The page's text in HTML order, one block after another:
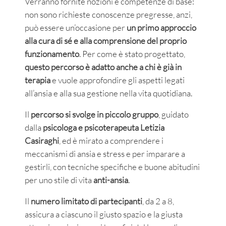
non sono richieste conoscenze pregresse, anzi,
può essere un’occasione perun primo approccio
alla cura di sé e alla comprensione del proprio
funzionamento. Per come è stato progettato,
questo percorso è adatto anche a chi è già in
terapiae vuole approfondire gli aspetti legati
all’ansia e alla sua gestione nella vita quotidiana.
Il percorso si svolge in piccolo gruppo, guidato
dalla psicologa e psicoterapeuta Letizia
Casiraghi, ed è mirato a comprendere i
meccanismi di ansia e stress e per imparare a
gestirli, con tecniche specifiche e buone abitudini
per uno stile di vita anti-ansia.
Il numero limitato di partecipanti, da 2 a 8,
assicura a ciascuno il giusto spazio e la giusta